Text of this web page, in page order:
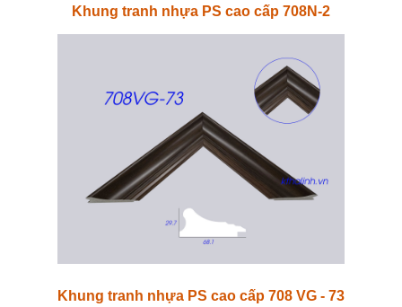
Khung tranh nhựa PS cao cấp 708N-2
Khung tranh nhựa PS cao cấp 708 VG - 73